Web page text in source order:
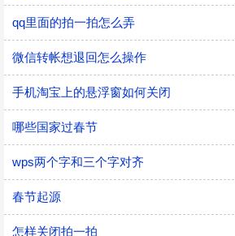
qq里面的拍一拍怎么弄
微信转帐想退回怎么操作
手机淘宝上的悬浮窗如何关闭
哪些国家过春节
wps两个字和三个字对齐
春节起源
怎样关闭拍一拍